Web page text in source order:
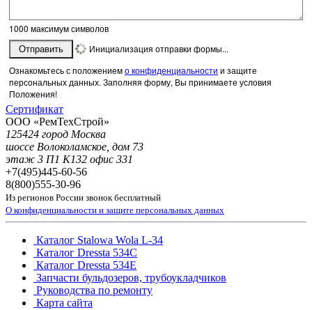
1000 максимум символов
Отправить
Инициализация отправки формы...
Ознакомьтесь с положениемо конфиденциальности и защите
персональных данных. Заполняя форму, Вы принимаете условия
Положения!
Сертификат
ООО «РемТехСтрой»
125424 город Москва
шоссе Волоколамское, дом 73
этаж 3 П1 К132 офис 331
+7(495)445-60-56
8(800)555-30-96
Из регионов России звонок бесплатный
О конфиденциальности и защите персональных данных
Каталог Stalowa Wola L-34
Каталог Dressta 534C
Каталог Dressta 534E
Запчасти бульдозеров, трубоукладчиков
Руководства по ремонту
Карта сайта